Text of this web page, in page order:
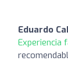
Eduardo
Experiencia